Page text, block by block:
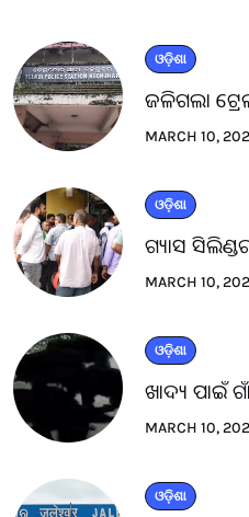
ଓଡ଼ିଶା
ଜଳିଗଲା
MARCH 10,
ଓଡ଼ିଶା
ଗ୍ୟାସ
MARCH 10,
ଓଡ଼ିଶା
ଖାଦ୍ୟ ପାଇଁ
MARCH 10,
ଓଡ଼ିଶା